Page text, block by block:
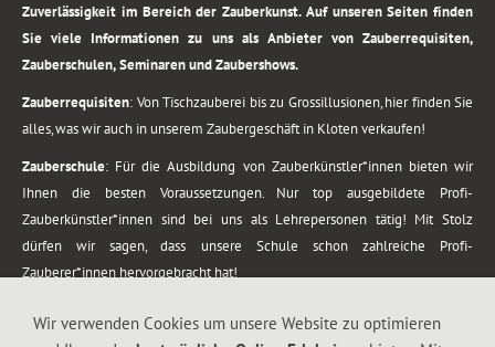
Zuverlässigkeit im Bereich der Zauberkunst. Auf unseren Seiten finden
Sie viele Informationen zu uns als Anbieter von Zauberrequisiten,
Zauberschulen, Seminaren und Zaubershows.
Zauberrequisiten: Von Tischzauberei bis zu Grossillusionen, hier finden Sie
alles, was wir auch in unserem Zaubergeschäft in Kloten verkaufen!
Zauberschule: Für die Ausbildung von Zauberkünstler*innen bieten wir
Ihnen die besten Voraussetzungen. Nur top ausgebildete Profi-
Zauberkünstler*innen sind bei uns als Lehrepersonen tätig! Mit Stolz
dürfen wir sagen, dass unsere Schule schon zahlreiche Profi-
Zauberer*innen hervorgebracht hat!
vom Kinderprogramm bis zur Tischzauberei. Lassen Sie sich faszinieren von
Wir verwenden Cookies um unsere Website zu optimieren